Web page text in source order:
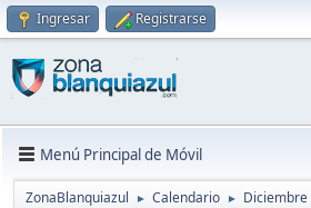
Ingresar Registrarse
Menú Principal de Móvil
ZonaBlanquiazul ► Calendario ► Diciembre